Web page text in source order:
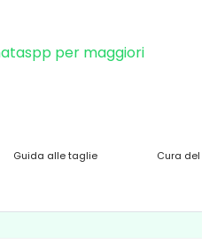
per maggiori
Guida alle taglie Cura del